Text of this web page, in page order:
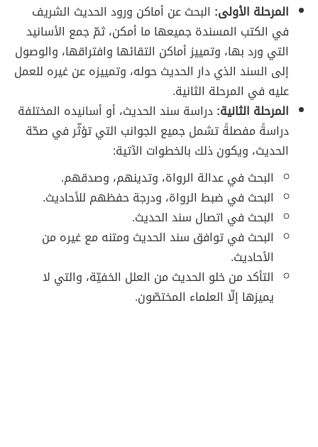
المرحلة الأولى: البحث عن أماكن ورود الحديث الشريف
في الكتب المسندة جميعها ما أمكن، ثمّ جمع الأسانيد
التي ورد بها، وتمييز أماكن التقائها وافتراقها، والوصول
إلى السند الذي دار الحديث حوله، وتمييزه عن غيره للعمل
عليه في المرحلة الثانية.
المرحلة الثانية:دراسة سند الحديث، أو أسانيده المختلفة
دراسةً مفصلةً تشمل جميع الجوانب التي تؤثّر في صحّة
الحديث، ويكون ذلك بالخطوات الآتية:
البحث في عدالة الرواة، وتدينهم، وصدقهم.
البحث في ضبط الرواة، ودرجة حفظهم للأحاديث.
البحث في اتصال سند الحديث.
البحث في توافق سند الحديث ومتنه مع غيره من
الأحاديث.
التأكد من خلو الحديث من العلل الخفيّة، والتي لا
يميزها إلّا العلماء المختصّون.